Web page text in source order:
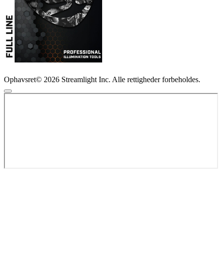
Ophavsret© 2026 Streamlight Inc. Alle rettigheder forbeholdes.